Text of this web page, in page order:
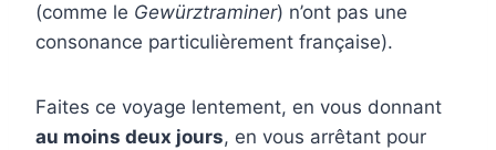
(comme le Gewürztraminer) n’ont pas une
consonance particulièrement française).
Faites ce voyage lentement, en vous donnant
au moins deux jours, en vous arrêtant pour